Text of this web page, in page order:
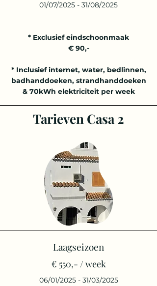
01/07/2025 - 31/08/2025
* Exclusief eindschoonmaak
€ 90,-
* Inclusief internet, water, bedlinnen,
badhanddoeken, strandhanddoeken
& 70kWh elektriciteit per week
Tarieven Casa 2
Laagseizoen
€ 550,- / week
06/01/2025 - 31/03/2025